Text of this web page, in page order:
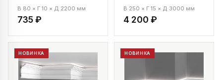
В 80 × Г 10 × Д 2200 мм
735 ₽
В 250 × Г 15 × Д 3000 мм
4 200 ₽
НОВИНКА НОВИНКА